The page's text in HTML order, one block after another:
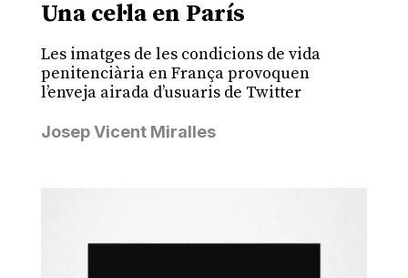
Una cel·la en París
Les imatges de les condicions de vida
penitenciària en França provoquen
l’enveja airada d’usuaris de Twitter
Josep Vicent Miralles